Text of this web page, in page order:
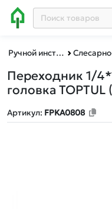
Ручной инструмент Слесарно-столярный
Переходник 1/
головка
Артикул: FPKA0808